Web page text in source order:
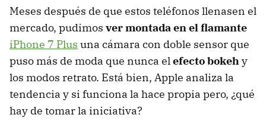
Meses después de que estos teléfonos llenasen el
mercado, pudimos ver montada en el flamante
iPhone 7 Plus una cámara con doble sensor que
puso más de moda que nunca elefecto bokehy
los modos retrato. Está bien, Apple analiza la
tendencia y si funciona la hace propia pero, ¿qué
hay de tomar la iniciativa?